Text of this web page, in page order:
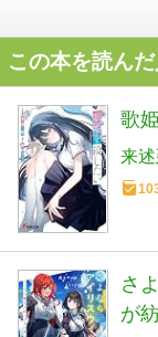
この本を読ん
歌
来
さ
が